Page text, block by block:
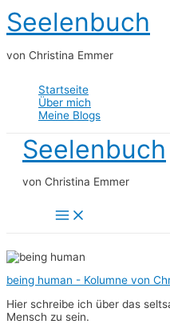
Zum
Inhalt
springen
Seelenbuch
von Christina Emmer
Startseite
Über mich
Meine Blogs
Seelenbuch
von Christina Emmer
Main
Menu
being human - Kolumne von
Hier schreibe ich über das
Mensch zu sein.